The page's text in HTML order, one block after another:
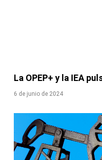
La OPEP+ y la IEA
6 de junio de 2024